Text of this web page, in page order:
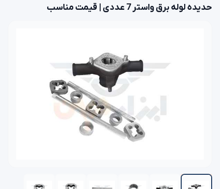
حدیده لوله برق واستر 7 عددی | قیمت مناسب